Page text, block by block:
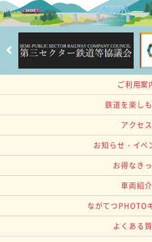
ご利用案
鉄道を楽しも
アクセス
お知らせ・イベ
お得なき
車両紹介
ながてつPHOTO
よくある